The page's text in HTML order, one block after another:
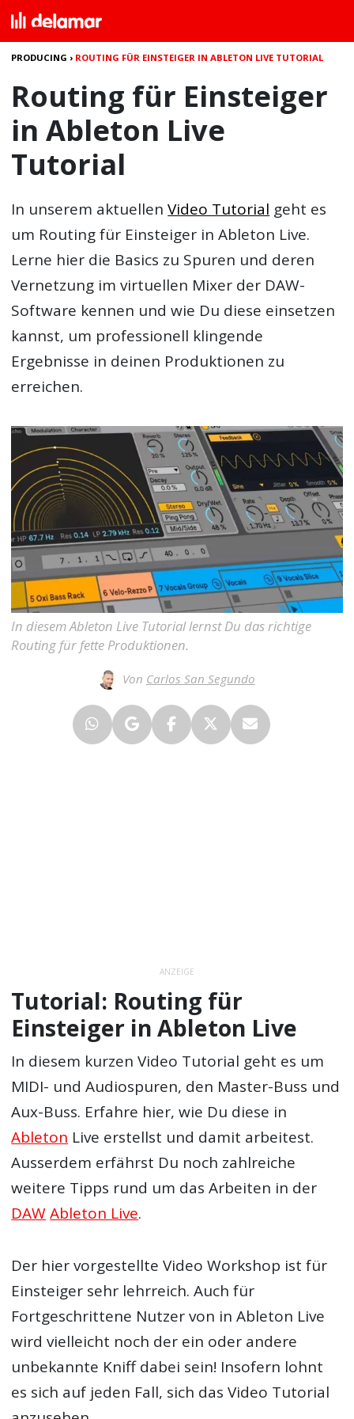
PRODUCING › ROUTING FÜR EINSTEIGER IN ABLETON LIVE TUTORIAL
Routing für Einsteiger
in Ableton Live
Tutorial
In unserem aktuellenVideo Tutorial geht es
um Routing für Einsteiger in Ableton Live.
Lerne hier die Basics zu Spuren und deren
Vernetzung im virtuellen Mixer der DAW-
Software kennen und wie Du diese einsetzen
kannst, um professionell klingende
Ergebnisse in deinen Produktionen zu
erreichen.
In diesem Ableton Live Tutorial lernst Du das richtige
Routing für fette Produktionen.
Von Carlos San Segundo
ANZEIGE
Tutorial: Routing für
Einsteiger in Ableton Live
In diesem kurzen Video Tutorial geht es um
MIDI- und Audiospuren, den Master-Buss und
Aux-Buss. Erfahre hier, wie Du diese in
Ableton Live erstellst und damit arbeitest.
Ausserdem erfährst Du noch zahlreiche
weitere Tipps rund um das Arbeiten in der
DAW Ableton Live.
Der hier vorgestellte Video Workshop ist für
Einsteiger sehr lehrreich. Auch für
Fortgeschrittene Nutzer von in Ableton Live
wird vielleicht noch der ein oder andere
unbekannte Kniff dabei sein! Insofern lohnt
es sich auf jeden Fall, sich das Video Tutorial